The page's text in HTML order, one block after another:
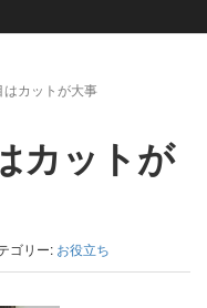
カットが大事
カットが
ゴリー: お役立ち